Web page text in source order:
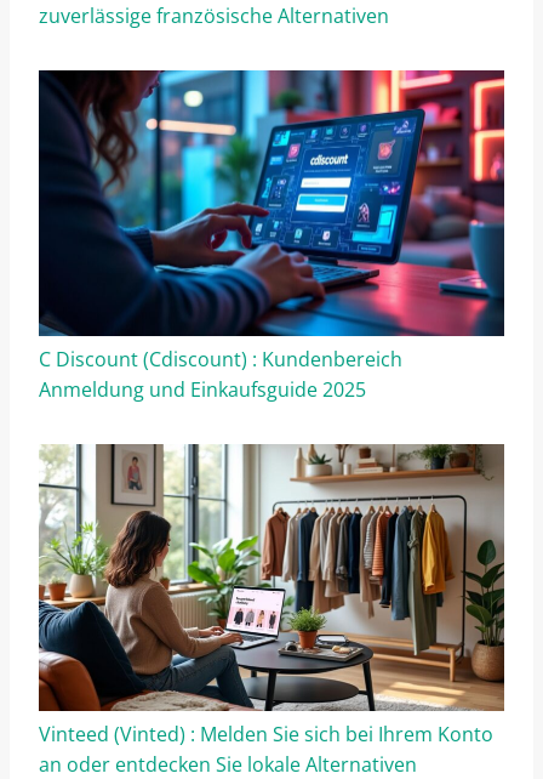
zuverlässige französische Alternativen
C Discount (Cdiscount) : Kundenbereich
Anmeldung und Einkaufsguide 2025
Vinteed (Vinted) : Melden Sie sich bei Ihrem Konto
an oder entdecken Sie lokale Alternativen